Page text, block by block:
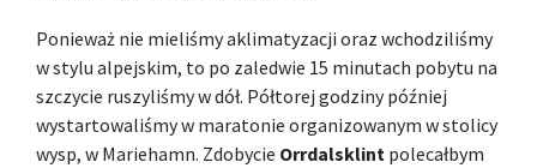
Ponieważ nie mieliśmy aklimatyzacji oraz wchodziliśmy
w stylu alpejskim, to po zaledwie 15 minutach pobytu na
szczycie ruszyliśmy w dół. Półtorej godziny później
wystartowaliśmy w maratonie organizowanym w stolicy
wysp, w Mariehamn. Zdobycie Orrdalsklint polecałbym